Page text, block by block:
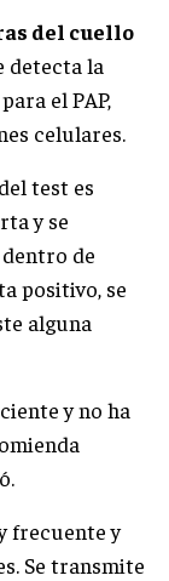
del cuello
detecta la
el PAP,
celulares.
test es
y se
de
positivo, se
alguna
y no ha
frecuente y
Se transmite